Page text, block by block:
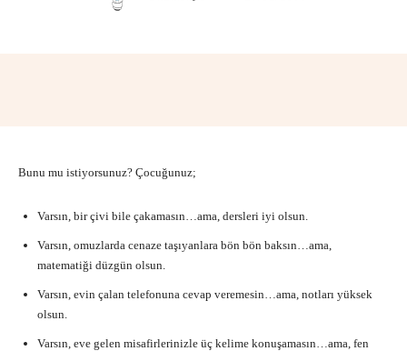
Bunu mu istiyorsunuz? Çocuğunuz;
Varsın, bir çivi bile çakamasın…ama, dersleri iyi olsun.
Varsın, omuzlarda cenaze taşıyanlara bön bön baksın…ama,
matematiği düzgün olsun.
Varsın, evin çalan telefonuna cevap veremesin…ama, notları yüksek
olsun.
Varsın, eve gelen misafirlerinizle üç kelime konuşamasın…ama, fen